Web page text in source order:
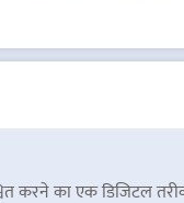
करने का एक डिजिटल